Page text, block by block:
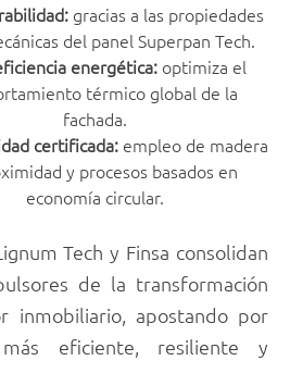
gracias a las propiedades
del panel Superpan Tech.
energética:optimiza el
térmico global de la
fachada.
certificada:empleo de madera
y procesos basados en
economía circular.
Tech y Finsa consolidan
de la transformación
inmobiliario, apostando por
eficiente, resiliente y